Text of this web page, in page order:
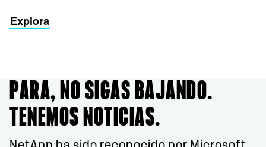
Explora
PARA, NO SIGAS BAJANDO.
TENEMOS NOTICIAS.